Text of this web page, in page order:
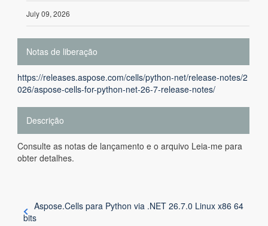
July 09, 2026
Notas de liberação
https://releases.aspose.com/cells/python-net/release-notes/2
026/aspose-cells-for-python-net-26-7-release-notes/
Descrição
Consulte as notas de lançamento e o arquivo Leia-me para
obter detalhes.
Aspose.Cells para Python via .NET 26.7.0 Linux x86 64
bits